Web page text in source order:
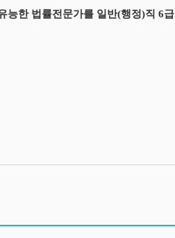
능한 법률전문가를 일반(행정)직 6급